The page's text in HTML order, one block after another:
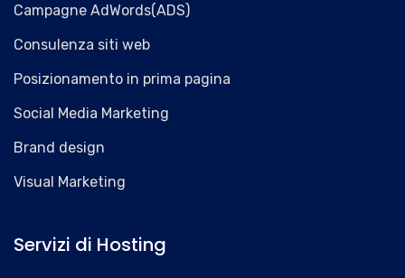
Campagne AdWords(ADS)
Consulenza siti web
Posizionamento in prima pagina
Social Media Marketing
Brand design
Visual Marketing
Servizi di Hosting